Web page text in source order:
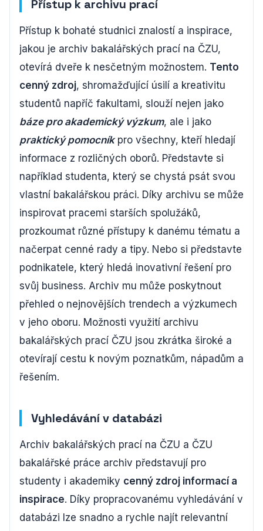
Přístup k archivu prací
Přístup k bohaté studnici znalostí a inspirace,
jakou je archiv bakalářských prací na ČZU,
otevírá dveře k nesčetným možnostem. Tento
cenný zdroj, shromažďující úsilí a kreativitu
studentů napříč fakultami, slouží nejen jako
báze pro akademický výzkum, ale i jako
praktický pomocníkpro všechny, kteří hledají
informace z rozličných oborů. Představte si
například studenta, který se chystá psát svou
vlastní bakalářskou práci. Díky archivu se může
inspirovat pracemi starších spolužáků,
prozkoumat různé přístupy k danému tématu a
načerpat cenné rady a tipy. Nebo si představte
podnikatele, který hledá inovativní řešení pro
svůj business. Archiv mu může poskytnout
přehled o nejnovějších trendech a výzkumech
v jeho oboru. Možnosti využití archivu
bakalářských prací ČZU jsou zkrátka široké a
otevírají cestu k novým poznatkům, nápadům a
řešením.
Vyhledávání v databázi
Archiv bakalářských prací na ČZU a ČZU
bakalářské práce archiv představují pro
studenty i akademiky cenný zdroj informací a
inspirace. Díky propracovanému vyhledávání v
databázi lze snadno a rychle najít relevantní